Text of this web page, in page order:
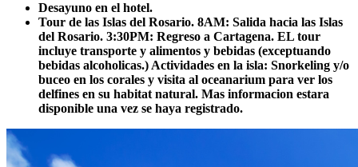
Desayuno en el hotel.
Tour de las Islas del Rosario. 8AM: Salida hacia las Islas
del Rosario. 3:30PM: Regreso a Cartagena. EL tour
incluye transporte y alimentos y bebidas (exceptuando
bebidas alcoholicas.) Actividades en la isla: Snorkeling y/o
buceo en los corales y visita al oceanarium para ver los
delfines en su habitat natural. Mas informacion estara
disponible una vez se haya registrado.